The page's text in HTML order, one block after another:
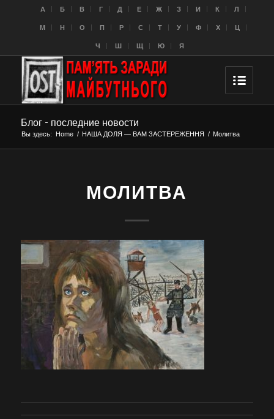
A Б В Г Д Е Ж З И К Л
M Н О П Р С Т У Ф Х Ц
Ч Ш Щ Ю Я
Блог - последние новости
Вы здесь: Home / НАША ДОЛЯ — ВАМ ЗАСТЕРЕЖЕННЯ / Молитва
МОЛИТВА